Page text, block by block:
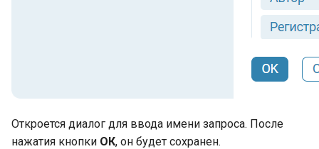
Откроется диалог для ввода имени запроса. После
нажатия кнопки ОК, он будет сохранен.